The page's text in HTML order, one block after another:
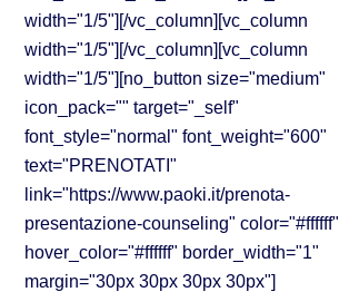
width="1/5"][/vc_column][vc_column
width="1/5"][/vc_column][vc_column
width="1/5"][no_button size="medium"
icon_pack="" target="_self"
font_style="normal" font_weight="600"
text="PRENOTATI"
link="https://www.paoki.it/prenota-
presentazione-counseling" color="#ffffff"
hover_color="#ffffff" border_width="1"
margin="30px 30px 30px 30px"]